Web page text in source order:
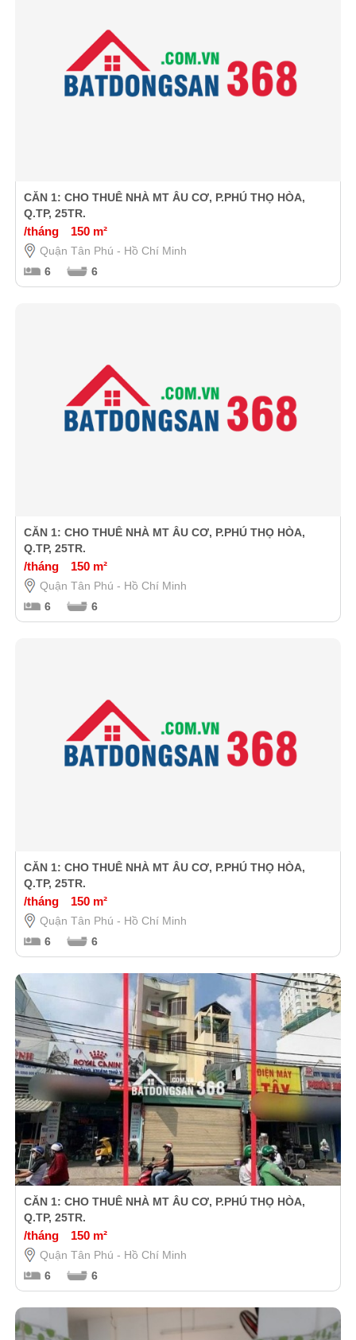
CĂN 1: CHO THUÊ NHÀ MT ÂU CƠ, P.PHÚ THỌ HÒA,
Q.TP, 25TR.
/tháng 150 m²
Quận Tân Phú - Hồ Chí Minh
6
6
CĂN 1: CHO THUÊ NHÀ MT ÂU CƠ, P.PHÚ THỌ HÒA,
Q.TP, 25TR.
/tháng 150 m²
Quận Tân Phú - Hồ Chí Minh
6
6
CĂN 1: CHO THUÊ NHÀ MT ÂU CƠ, P.PHÚ THỌ HÒA,
Q.TP, 25TR.
/tháng 150 m²
Quận Tân Phú - Hồ Chí Minh
6
6
CĂN 1: CHO THUÊ NHÀ MT ÂU CƠ, P.PHÚ THỌ HÒA,
Q.TP, 25TR.
/tháng 150 m²
Quận Tân Phú - Hồ Chí Minh
6
6